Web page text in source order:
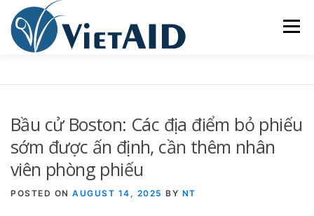
content
Menu
TRUNG TÂM CỘNG ĐỒNG SINH HOẠT
Bầu cử Boston: Các địa điểm bỏ phiếu
sớm được ấn định, cần thêm nhân
viên phòng phiếu
POSTED ON AUGUST 14, 2025 BY NT